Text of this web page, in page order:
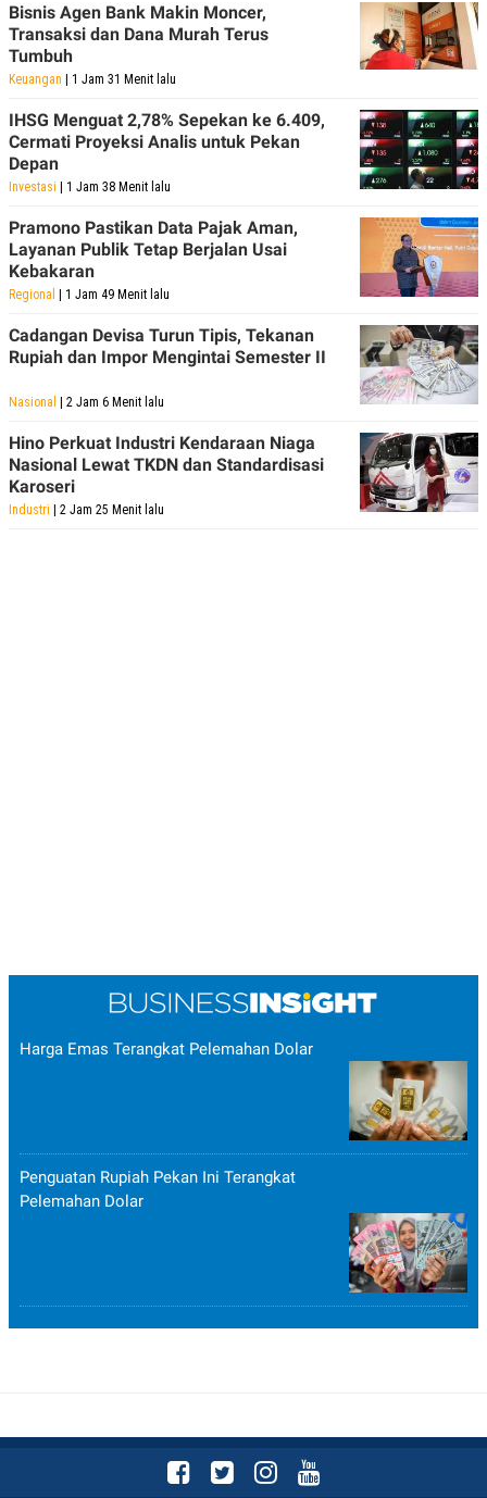
Bisnis Agen Bank Makin Moncer,
Transaksi dan Dana Murah Terus
Tumbuh
Keuangan | 1 Jam 31 Menit lalu
IHSG Menguat 2,78% Sepekan ke 6.409,
Cermati Proyeksi Analis untuk Pekan
Depan
Investasi | 1 Jam 38 Menit lalu
Pramono Pastikan Data Pajak Aman,
Layanan Publik Tetap Berjalan Usai
Kebakaran
Regional | 1 Jam 49 Menit lalu
Cadangan Devisa Turun Tipis, Tekanan
Rupiah dan Impor Mengintai Semester II
Nasional | 2 Jam 6 Menit lalu
Hino Perkuat Industri Kendaraan Niaga
Nasional Lewat TKDN dan Standardisasi
Karoseri
Industri | 2 Jam 25 Menit lalu
Harga Emas Terangkat Pelemahan Dolar
Penguatan Rupiah Pekan Ini Terangkat
Pelemahan Dolar